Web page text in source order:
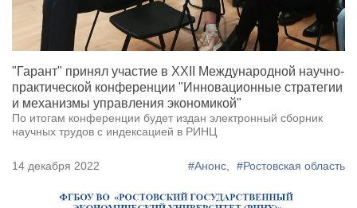
"Гарант" принял участие в XXII Международной научно-
практической конференции "Инновационные стратегии
и механизмы управления экономикой"
По итогам конференции будет издан электронный сборник
научных трудов с индексацией в РИНЦ
14 декабря 2022 #Анонс, #Ростовская область